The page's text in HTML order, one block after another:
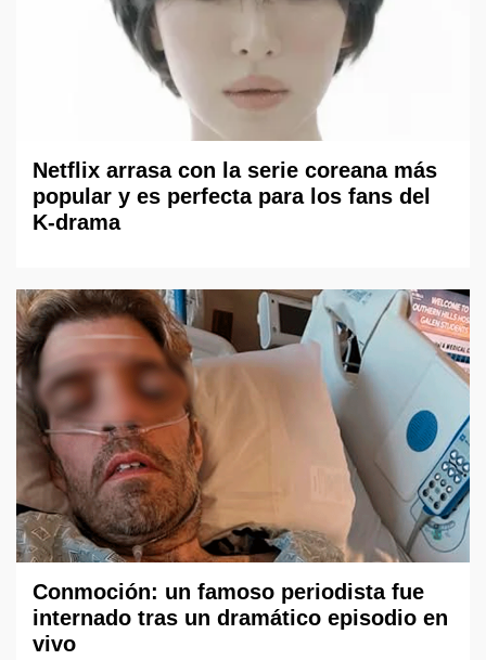
Netflix arrasa con la serie coreana más
popular y es perfecta para los fans del
K-drama
Conmoción: un famoso periodista fue
internado tras un dramático episodio en
vivo